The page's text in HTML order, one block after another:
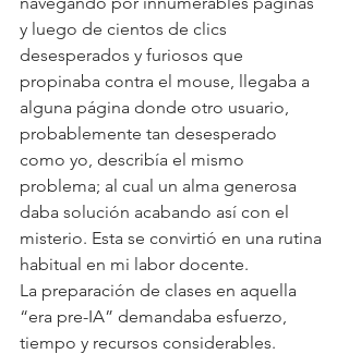
y luego de cientos de clics
desesperados y furiosos que
propinaba contra el mouse, llegaba a
alguna página donde otro usuario,
probablemente tan desesperado
como yo, describía el mismo
problema; al cual un alma generosa
daba solución acabando así con el
misterio. Esta se convirtió en una rutina
habitual en mi labor docente.
La preparación de clases en aquella
“era pre-IA” demandaba esfuerzo,
tiempo y recursos considerables.